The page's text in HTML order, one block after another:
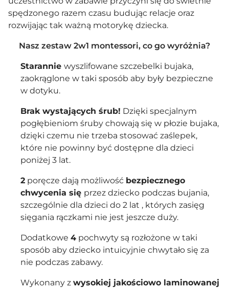
spędzonego razem czasu budując relacje oraz
rozwijając tak ważną motorykę dziecka.
Nasz zestaw 2w1 montessori, co go wyróżnia?
Starannie wyszlifowane szczebelki bujaka,
zaokrąglone w taki sposób aby były bezpieczne
w dotyku.
Brak wystających śrub! Dzięki specjalnym
pogłębieniom śruby chowają się w płozie bujaka,
dzięki czemu nie trzeba stosować zaślepek,
które nie powinny być dostępne dla dzieci
poniżej 3 lat.
2 poręcze dają możliwość bezpiecznego
chwycenia się przez dziecko podczas bujania,
szczególnie dla dzieci do 2 lat , których zasięg
sięgania rączkami nie jest jeszcze duży.
Dodatkowe 4 pochwyty są rozłożone w taki
sposób aby dziecko intuicyjnie chwytało się za
nie podczas zabawy.
Wykonany z wysokiej jakościowo laminowanej